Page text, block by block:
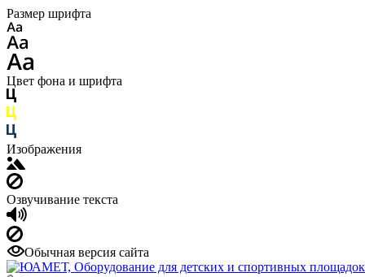
Размер шрифта
Цвет фона и шрифта
Изображения
Озвучивание текста
Обычная версия сайта